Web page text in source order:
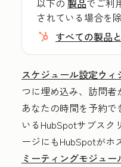
以下の 製品でご利
されている場合を
すべての製品
スケジュール設定ウィ
つに埋め込み、訪問
あなたの時間を予約
いるHubSpotサブスク
ージにもHubSpotがホ
ミーティングモジュー